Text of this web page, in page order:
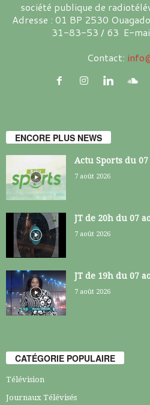
société publique de
Adresse : 01 BP 2530
31-83-53 / 63 E-
Contact:
ENCORE PLUS NEWS
Actu Sports du 07
7 août 2026
JT de 20h du 07
7 août 2026
JT de 19h du 07
7 août 2026
CATÉGORIE POPULAIRE
Télévision
Journaux Télévisés